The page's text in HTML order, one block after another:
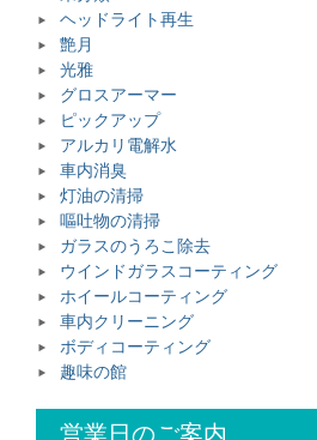
ヘッドライト再生
艶月
光雅
グロスアーマー
ピックアップ
アルカリ電解水
車内消臭
灯油の清掃
嘔吐物の清掃
ガラスのうろこ除去
ウインドガラスコーティング
ホイールコーティング
車内クリーニング
ボディコーティング
趣味の館
営業日のご案内